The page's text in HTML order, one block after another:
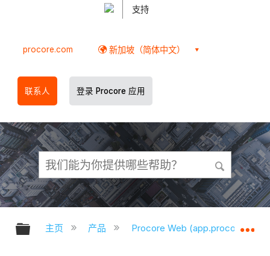
支持
procore.com 新加坡（简体中文）
联系人 登录 Procore 应用
扩展/隐缩全局层次
主页 产品 Procore Web